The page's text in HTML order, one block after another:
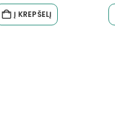
Į KREPŠELĮ